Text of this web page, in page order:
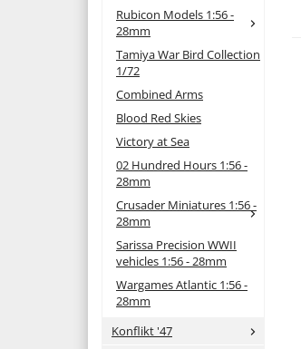
Rubicon Models 1:56 -
28mm
Tamiya War Bird Collection
1/72
Combined Arms
Blood Red Skies
Victory at Sea
02 Hundred Hours 1:56 -
28mm
Crusader Miniatures 1:56 -
28mm
Sarissa Precision WWII
vehicles 1:56 - 28mm
Wargames Atlantic 1:56 -
28mm
Konflikt '47